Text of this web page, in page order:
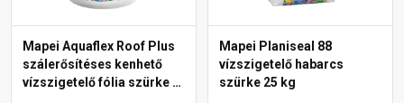
Mapei Aquaflex Roof Plus
szálerősítéses kenhető
vízszigetelő fólia szürke 5
Mapei Planiseal 88
vízszigetelő habarcs
szürke 25 kg